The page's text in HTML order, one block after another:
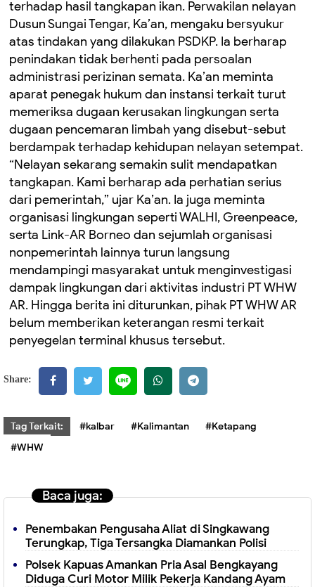
terhadap hasil tangkapan ikan. Perwakilan nelayan
Dusun Sungai Tengar, Ka’an, mengaku bersyukur
atas tindakan yang dilakukan PSDKP. Ia berharap
penindakan tidak berhenti pada persoalan
administrasi perizinan semata. Ka’an meminta
aparat penegak hukum dan instansi terkait turut
memeriksa dugaan kerusakan lingkungan serta
dugaan pencemaran limbah yang disebut-sebut
berdampak terhadap kehidupan nelayan setempat.
“Nelayan sekarang semakin sulit mendapatkan
tangkapan. Kami berharap ada perhatian serius
dari pemerintah,” ujar Ka’an. Ia juga meminta
organisasi lingkungan seperti WALHI, Greenpeace,
serta Link-AR Borneo dan sejumlah organisasi
nonpemerintah lainnya turun langsung
mendampingi masyarakat untuk menginvestigasi
dampak lingkungan dari aktivitas industri PT WHW
AR. Hingga berita ini diturunkan, pihak PT WHW AR
belum memberikan keterangan resmi terkait
penyegelan terminal khusus tersebut.
Share:
Tag Terkait: #kalbar #Kalimantan
#Ketapang
#WHW
Baca juga:
Penembakan Pengusaha Aliat di Singkawang
Terungkap, Tiga Tersangka Diamankan Polisi
Polsek Kapuas Amankan Pria Asal Bengkayang
Diduga Curi Motor Milik Pekerja Kandang Ayam